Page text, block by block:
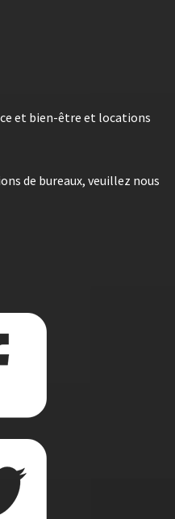
et bien-être et locations
de bureaux, veuillez nous